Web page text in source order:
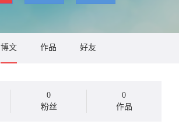
博文 作品 好友
0
粉丝
0
作品